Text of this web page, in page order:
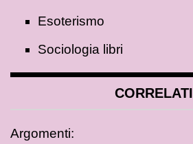
Esoterismo
Sociologia libri
CORRELATI
Argomenti: